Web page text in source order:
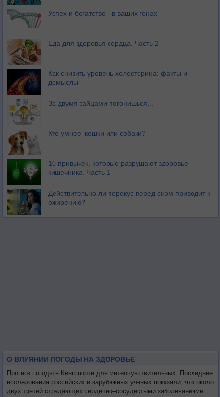
Успех и богатство - в ваших генах
Еда для здоровья сердца. Часть 2
Как снизить уровень холестерина: факты и
домыслы
За двумя зайцами погонишься...
Кто умнее: кошки или собаки?
10 привычек, которые разрушают здоровье
кишечника. Часть 1
Действительно ли перекус перед сном приводит к
ожирению?
О ВЛИЯНИИ ПОГОДЫ НА ЗДОРОВЬЕ
Прогноз погоды в Кингспорте для метеочувствительных. Последние
исследования российских и зарубежных ученых показали, что около
двух третей страдающих сердечно–сосудистыми заболеваниями